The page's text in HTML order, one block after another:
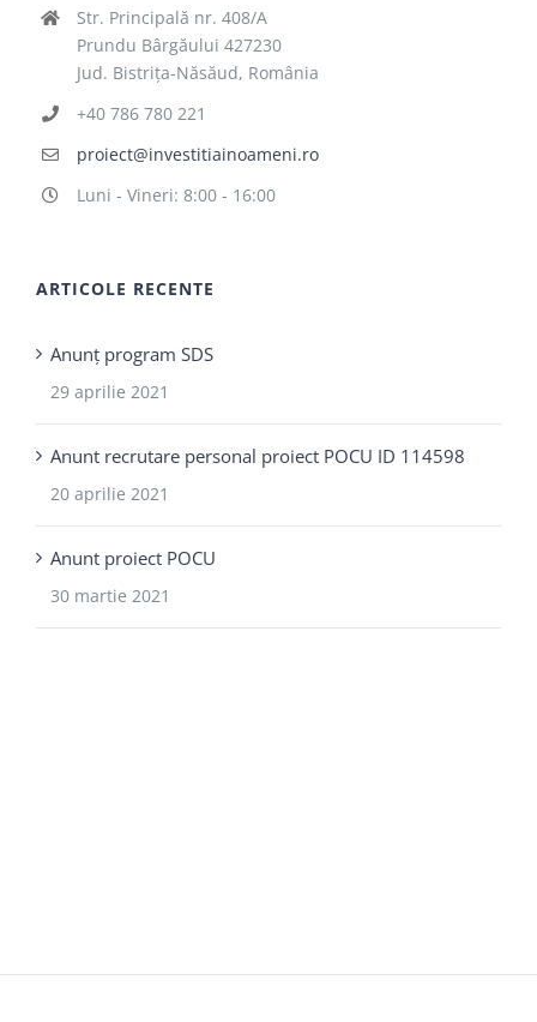
Str. Principală nr. 408/A
Prundu Bârgăului 427230
Jud. Bistrița-Năsăud, România
+40 786 780 221
proiect@investitiainoameni.ro
Luni - Vineri: 8:00 - 16:00
ARTICOLE RECENTE
Anunț program SDS
29 aprilie 2021
Anunt recrutare personal proiect POCU ID 114598
20 aprilie 2021
Anunt proiect POCU
30 martie 2021